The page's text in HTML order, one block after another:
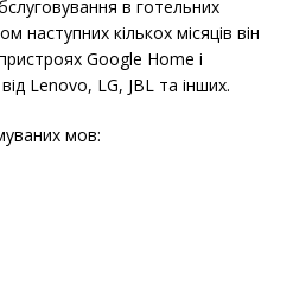
в готельних
наступних кількох місяців він
Google Home і
Lenovo, LG, JBL та інших.
мов: